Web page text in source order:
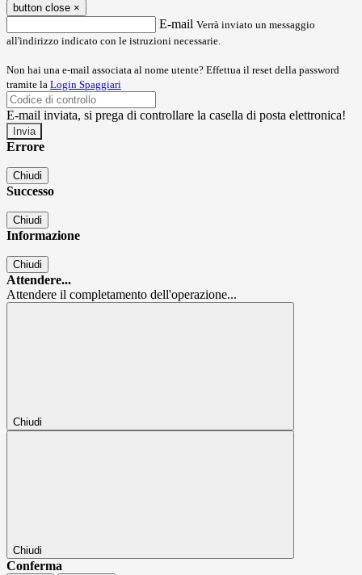
button close ×
E-mail Verrà inviato un messaggio
all'indirizzo indicato con le istruzioni necessarie.
Non hai una e-mail associata al nome utente? Effettua il reset della password
tramite la Login Spaggiari
E-mail inviata, si prega di controllare la casella di posta elettronica!
Errore
Chiudi
Successo
Chiudi
Informazione
Chiudi
Attendere...
Attendere il completamento dell'operazione...
Chiudi
Chiudi
Conferma